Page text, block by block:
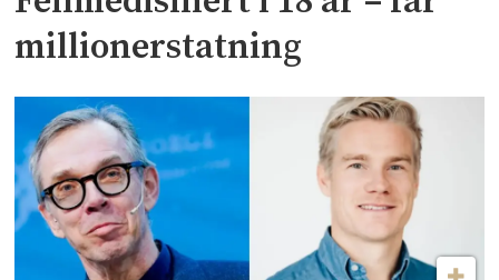
millionerstatning